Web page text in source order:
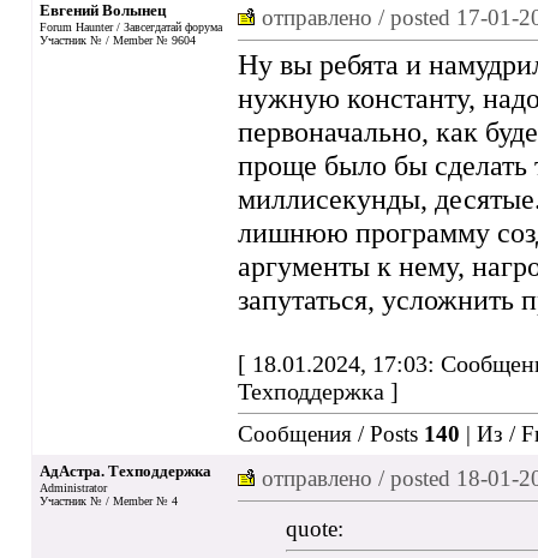
Евгений Волынец
Forum Haunter / Завсегдатай форума
Участник № / Member № 9604
отправлено / posted 17-01-
Ну вы ребята и
нужную константу,
первоначально, как
проще было бы сделать
миллисекунды,
лишнюю программу
аргументы к нему,
запутаться, усложнить
[ 18.01.2024, 17:03:
Техподдержка ]
Сообщения / Posts 140 | Из /
АдАстра. Техподдержка
Administrator
Участник № / Member № 4
отправлено / posted 18-01-
quote: